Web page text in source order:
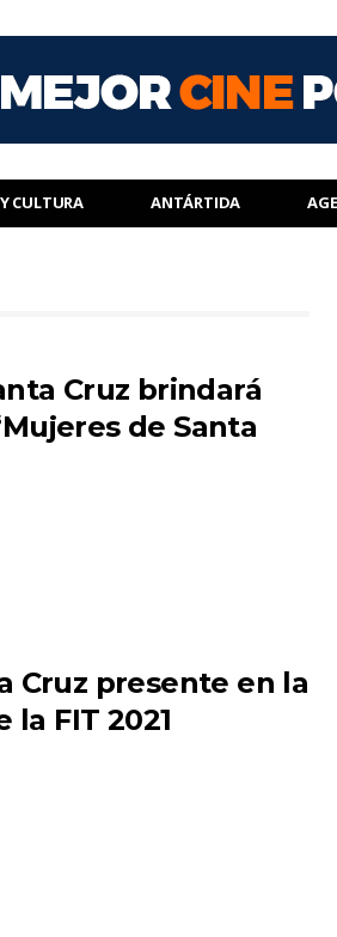
CULTURA ANTÁRTIDA
Cruz brindará
de Santa
Cruz presente en la
la FIT 2021